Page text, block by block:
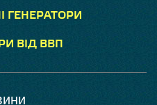
ГЕНЕРАТОРИ
ВІД ВВП